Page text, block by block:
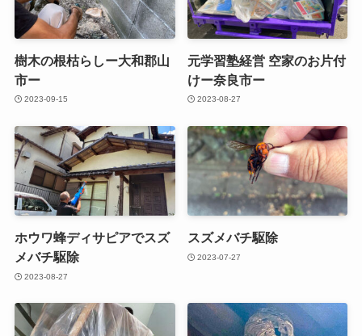
樹木の根枯らしー大和郡山
市ー
2023-09-15
元学習塾経営 空家のお片付
けー奈良市ー
2023-08-27
ホウワ蜂ディサピアでスズ
メバチ駆除
2023-08-27
スズメバチ駆除
2023-07-27